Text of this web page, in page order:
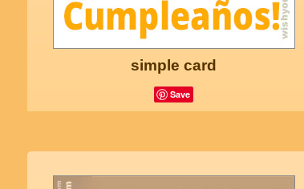
simple card
Save